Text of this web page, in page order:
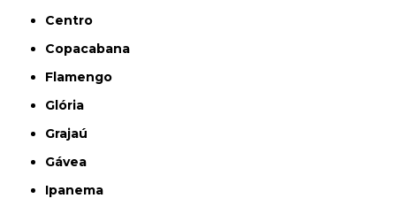
Centro
Copacabana
Flamengo
Glória
Grajaú
Gávea
Ipanema